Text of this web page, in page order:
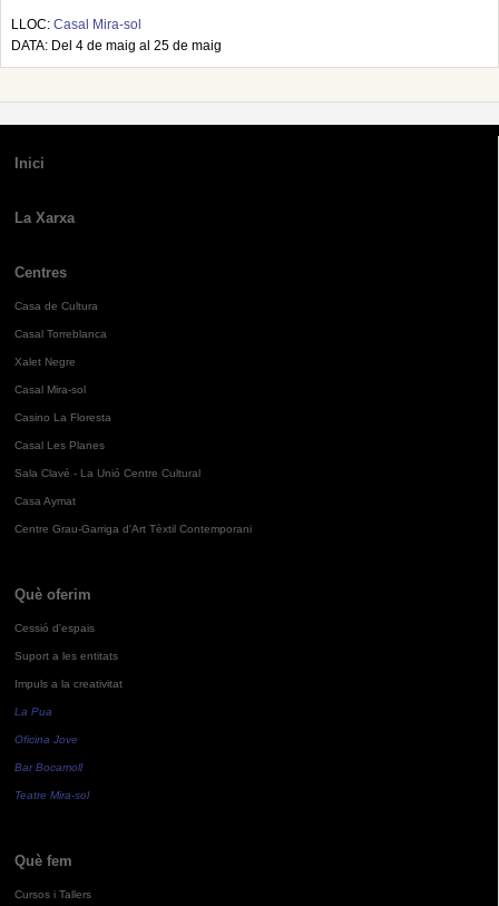
LLOC: Casal Mira-sol
DATA: Del 4 de maig al 25 de maig
Inici
La Xarxa
Centres
Casa de Cultura
Casal Torreblanca
Xalet Negre
Casal Mira-sol
Casino La Floresta
Casal Les Planes
Sala Clavé - La Unió Centre Cultural
Casa Aymat
Centre Grau-Garriga d'Art Tèxtil Contemporani
Què oferim
Cessió d'espais
Suport a les entitats
Impuls a la creativitat
La Pua
Oficina Jove
Bar Bocamoll
Teatre Mira-sol
Què fem
Cursos i Tallers